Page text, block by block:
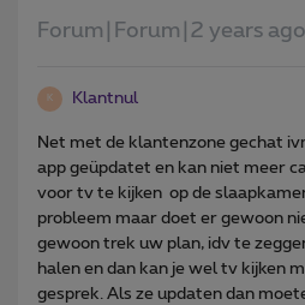
Forum|Forum|2 years ago
K Klantnul
Net met de klantenzone gechat
app geüpdatet en kan niet meer
voor tv te kijken op de
probleem maar doet er gewoon
gewoon trek uw plan, idv te
halen en dan kan je wel tv kijken
gesprek. Als ze updaten dan